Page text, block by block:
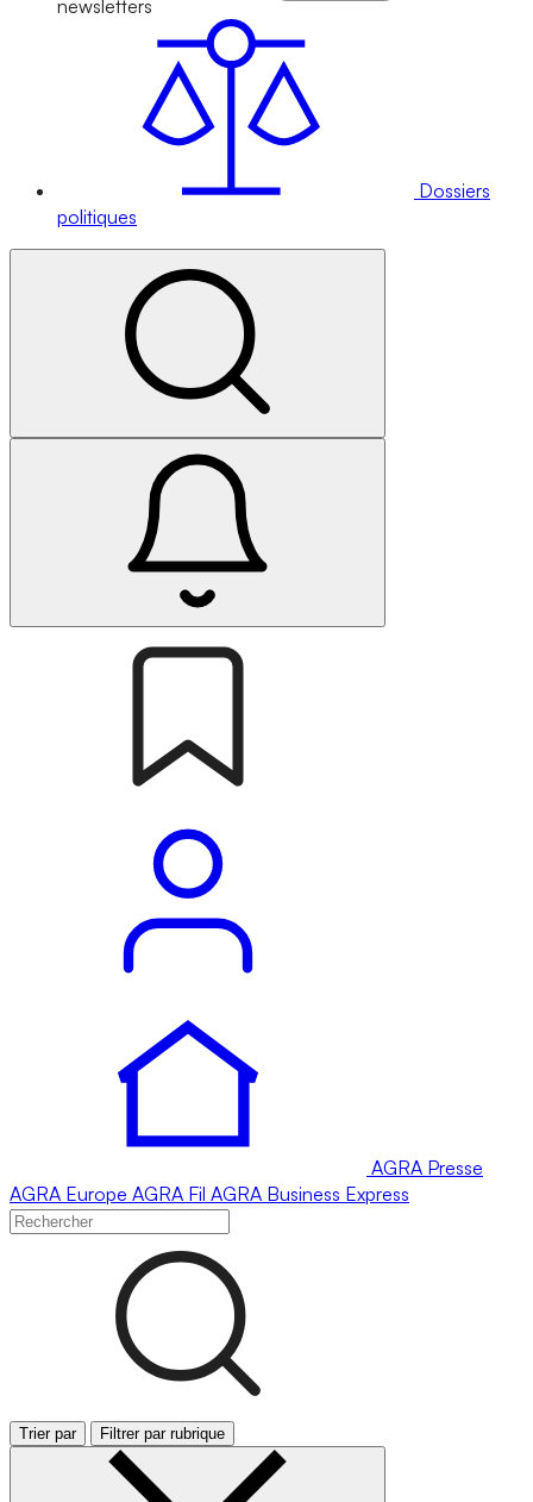
newsletters
Dossiers
politiques
AGRA Presse
AGRA Europe AGRA Fil AGRA Business Express
Trier par Filtrer par rubrique